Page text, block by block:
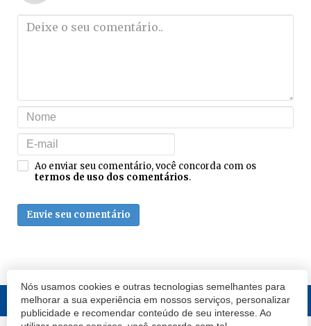
Nós usamos cookies e outras tecnologias semelhantes para
melhorar a sua experiência em nossos serviços, personalizar
publicidade e recomendar conteúdo de seu interesse. Ao
Ao enviar seu comentário, você concorda com os
termos de uso dos comentários.
Envie seu comentário